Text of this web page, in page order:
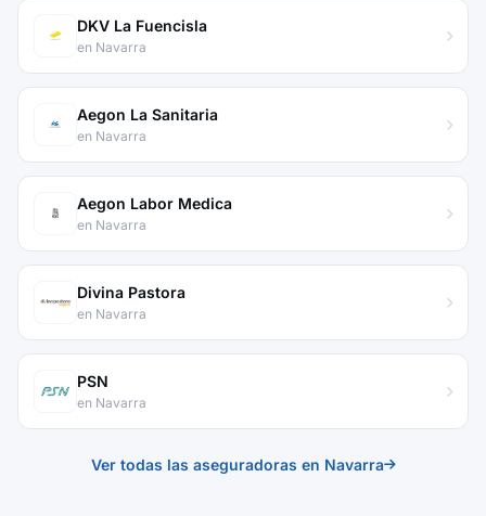
DKV La Fuencisla
en Navarra
Aegon La Sanitaria
en Navarra
Aegon Labor Medica
en Navarra
Divina Pastora
en Navarra
PSN
en Navarra
Ver todas las aseguradoras en Navarra